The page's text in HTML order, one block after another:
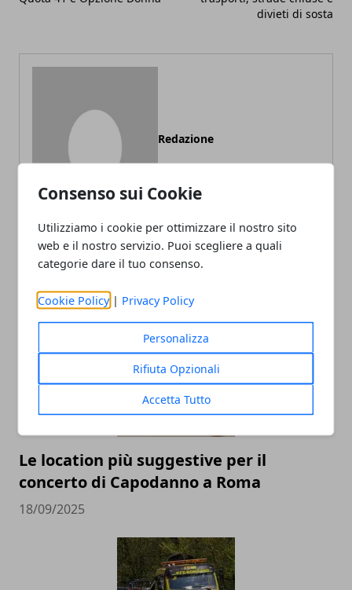
Consenso sui Cookie
Utilizziamo i cookie per ottimizzare il nostro sito
web e il nostro servizio. Puoi scegliere a quali
categorie dare il tuo consenso.
Cookie Policy | Privacy Policy
Personalizza
Rifiuta Opzionali
Accetta Tutto
divieti di sosta
Redazione
ARTICOLI CORRELATI
Le location più suggestive per il
concerto di Capodanno a Roma
18/09/2025